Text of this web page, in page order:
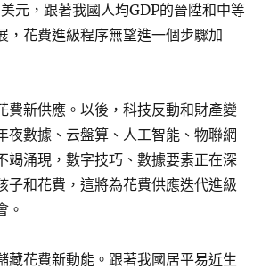
元，跟著我國人均GDP的晉陞和中等
，花費進級程序無望進一個步驟加
費新供應。以後，科技反動和財產變
夜數據、云盤算、人工智能、物聯網
竭涌現，數字技巧、數據要素正在深
子和花費，這將為花費供應迭代進級
。
藏花費新動能。跟著我國居平易近生